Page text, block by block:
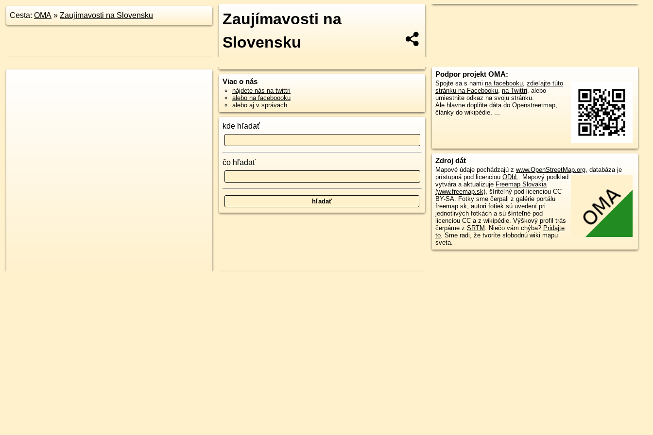
Cesta: OMA » Zaujímavosti na Slovensku
Zaujímavosti na
Slovensku
Viac o nás
nájdete nás na twittri
alebo na faceboooku
alebo aj v správach
kde hľadať
čo hľadať
Podpor projekt OMA:
Spojte sa s nami na facebooku, zdieľajte túto
stránku na Facebooku, na Twittri, alebo
umiestnite odkaz na svoju stránku.
Ale hlavne doplňte dáta do Openstreetmap,
články do wikipédie, ...
Zdroj dát
Mapové údaje pochádzajú z www.OpenStreetMap.org, databáza je
prístupná pod licenciou ODbL. Mapový podklad
vytvára a aktualizuje Freemap Slovakia
(www.freemap.sk), šíriteľný pod licenciou CC-
BY-SA. Fotky sme čerpali z galérie portálu
freemap.sk, autori fotiek sú uvedení pri
jednotlivých fotkách a sú šíriteľné pod
licenciou CC a z wikipédie. Výškový profil trás
čerpáme z SRTM . Niečo vám chýba? Pridajte
to. Sme radi, že tvoríte slobodnú wiki mapu
sveta.